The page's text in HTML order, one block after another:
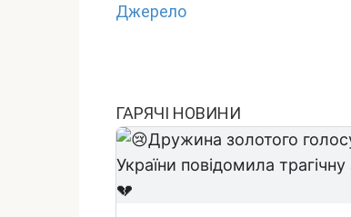
Джepeлo
ГАРЯЧІ НОВИНИ